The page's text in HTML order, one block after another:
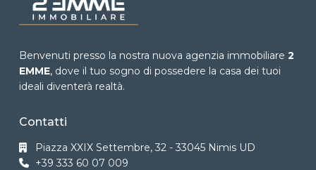
Benvenuti presso la nostra nuova agenzia immobiliare 2
EMME, dove il tuo sogno di possedere la casa dei tuoi
ideali diventerà realtà.
Contatti
Piazza XXIX Settembre, 32 - 33045 Nimis UD
+39 333 60 07 009